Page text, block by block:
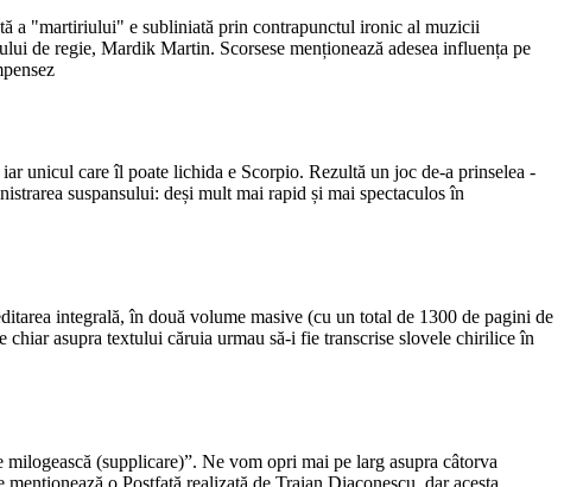
a "martiriului" e subliniată prin contrapunctul ironic al muzicii
de regie, Mardik Martin. Scorsese menționează adesea influența pe
unicul care îl poate lichida e Scorpio. Rezultă un joc de-a prinselea -
suspansului: deși mult mai rapid și mai spectaculos în
integrală, în două volume masive (cu un total de 1300 de pagini de
asupra textului căruia urmau să-i fie transcrise slovele chirilice în
(supplicare)”. Ne vom opri mai pe larg asupra câtorva